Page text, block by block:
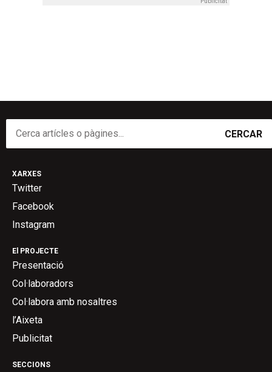
CERCAR
SECCIONS
El PROJECTE
Presentació
Col·laboradors
Col·labora amb nosaltres
l’Aixeta
Publicitat
XARXES
Twitter
Facebook
Instagram